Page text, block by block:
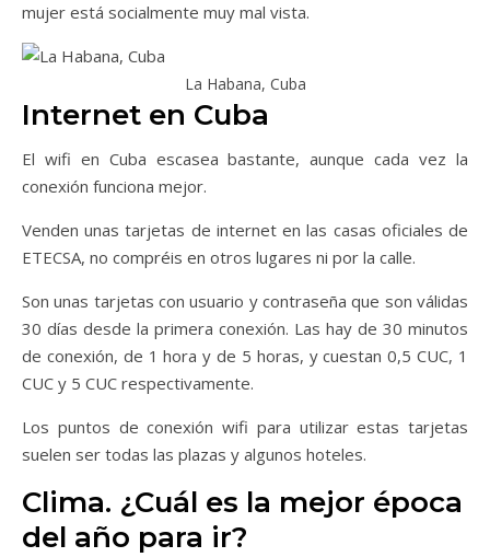
mujer está socialmente muy mal vista.
La Habana, Cuba
Internet en Cuba
El wifi en Cuba escasea bastante, aunque cada vez la
conexión funciona mejor.
Venden unas tarjetas de internet en las casas oficiales de
ETECSA, no compréis en otros lugares ni por la calle.
Son unas tarjetas con usuario y contraseña que son válidas
30 días desde la primera conexión. Las hay de 30 minutos
de conexión, de 1 hora y de 5 horas, y cuestan 0,5 CUC, 1
CUC y 5 CUC respectivamente.
Los puntos de conexión wifi para utilizar estas tarjetas
suelen ser todas las plazas y algunos hoteles.
Clima. ¿Cuál es la mejor época
del año para ir?